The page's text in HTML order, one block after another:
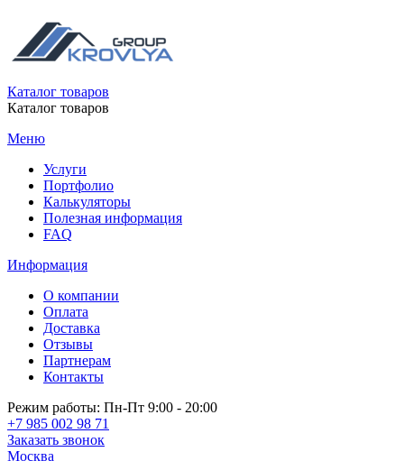
Каталог товаров
Каталог товаров
Меню
Услуги
Портфолио
Калькуляторы
Полезная информация
FAQ
Информация
О компании
Оплата
Доставка
Отзывы
Партнерам
Контакты
Режим работы: Пн-Пт 9:00 - 20:00
+7 985 002 98 71
Заказать звонок
Москва